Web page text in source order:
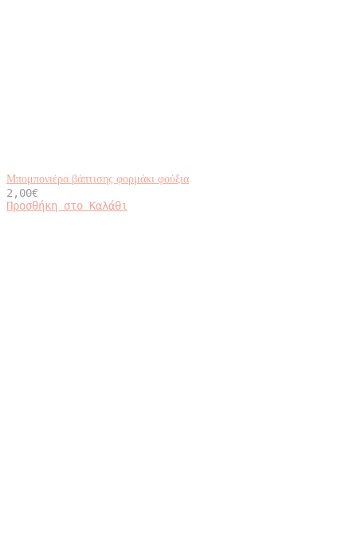
Μπομπονιέρα βάπτισης φορμάκι φούξια
2,00€
Προσθήκη στο Καλάθι